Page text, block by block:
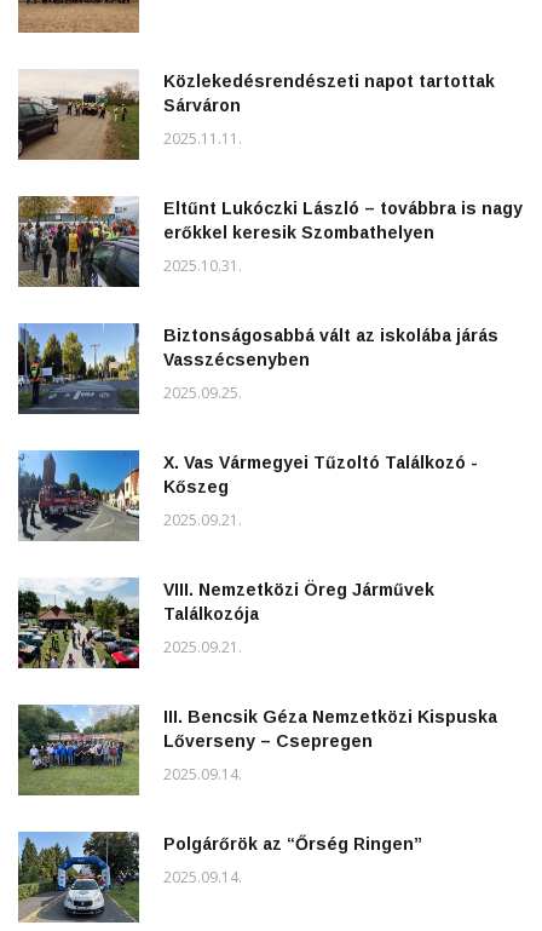
Közlekedésrendészeti napot tartottak
Sárváron
2025.11.11.
Eltűnt Lukóczki László – továbbra is nagy
erőkkel keresik Szombathelyen
2025.10.31.
Biztonságosabbá vált az iskolába járás
Vasszécsenyben
2025.09.25.
X. Vas Vármegyei Tűzoltó Találkozó -
Kőszeg
2025.09.21.
VIII. Nemzetközi Öreg Járművek
Találkozója
2025.09.21.
III. Bencsik Géza Nemzetközi Kispuska
Lőverseny – Csepregen
2025.09.14.
Polgárőrök az “Őrség Ringen”
2025.09.14.